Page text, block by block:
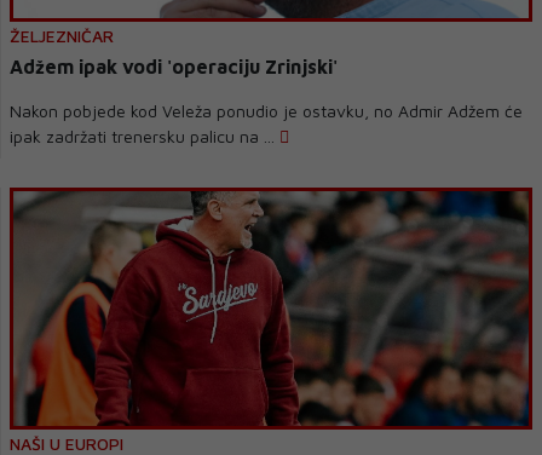
ŽELJEZNIČAR
Adžem ipak vodi 'operaciju Zrinjski'
Nakon pobjede kod Veleža ponudio je ostavku, no Admir Adžem će
ipak zadržati trenersku palicu na ...
NAŠI U EUROPI